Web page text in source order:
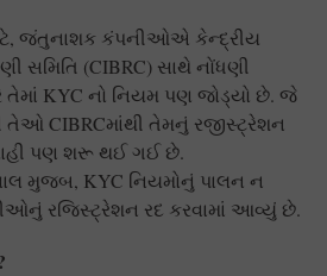
જંતુનાશક કંપનીઓએ કેન્દ્રીય
સમિતિ (CIBRC) સાથે નોંધણી
તેમાં KYC નો નિયમ પણ જોડ્યો છે. જે
CIBRCમાંથી તેમનું રજીસ્ટ્રેશન
પણ શરૂ થઈ ગઈ છે.
મુજબ, KYC નિયમોનું પાલન ન
રજિસ્ટ્રેશન રદ કરવામાં આવ્યું છે.